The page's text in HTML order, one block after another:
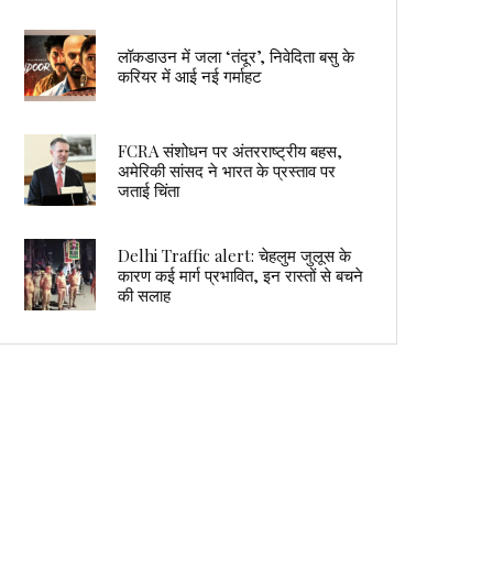
लॉकडाउन में जला ‘तंदूर’, निवेदिता बसु के
करियर में आई नई गर्माहट
FCRA संशोधन पर अंतरराष्ट्रीय बहस,
अमेरिकी सांसद ने भारत के प्रस्ताव पर
जताई चिंता
Delhi Traffic alert: चेहलुम जुलूस के
कारण कई मार्ग प्रभावित, इन रास्तों से बचने
की सलाह